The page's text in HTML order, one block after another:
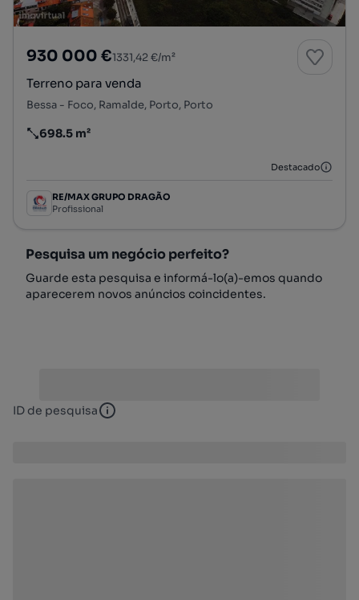
930 000 €1331,42 €/m²
Terreno para venda
Bessa - Foco, Ramalde, Porto, Porto
Preço por metro quadrado
698.5 m²
Destacado
RE/MAX GRUPO DRAGÃO
Profissional
Pesquisa um negócio perfeito?
Guarde esta pesquisa e informá-lo(a)-emos quando
aparecerem novos anúncios coincidentes.
ID de pesquisa ID de pesquisa